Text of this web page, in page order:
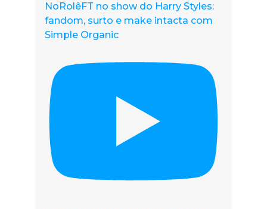
NoRolêFT no show do Harry Styles:
fandom, surto e make intacta com
Simple Organic